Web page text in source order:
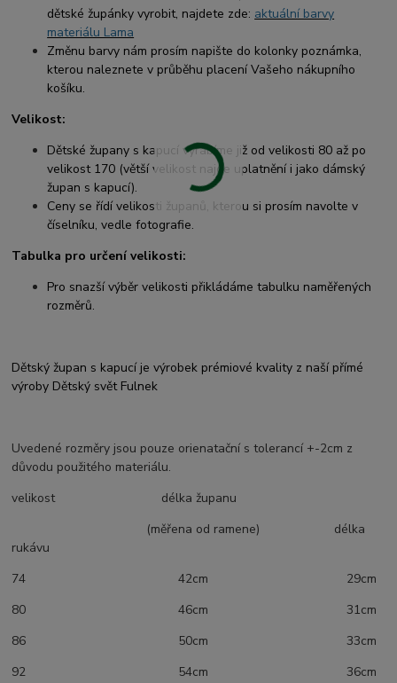
dětské župánky vyrobit, najdete zde: aktuální barvy
materiálu Lama
Změnu barvy nám prosím napište do kolonky poznámka,
kterou naleznete v průběhu placení Vašeho nákupního
košíku.
Velikost:
Dětské župany s kapucí vyrábíme již od velikosti 80 až po
velikost 170 (větší velikost najde uplatnění i jako dámský
župan s kapucí).
Ceny se řídí velikosti županů, kterou si prosím navolte v
číselníku, vedle fotografie.
Tabulka pro určení velikosti:
Pro snazší výběr velikosti přikládáme tabulku naměřených
rozměrů.
Dětský župan s kapucí je výrobek prémiové kvality z naší přímé
výroby Dětský svět Fulnek
Uvedené rozměry jsou pouze orienatační s tolerancí +-2cm z
důvodu použitého materiálu.
velikost délka županu
(měřena od ramene) délka
rukávu
74 42cm 29cm
80 46cm 31cm
86 50cm 33cm
92 54cm 36cm